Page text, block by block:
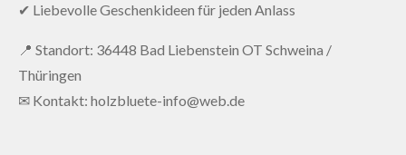
✔ Liebevolle Geschenkideen für jeden Anlass
📍 Standort: 36448 Bad Liebenstein OT Schweina /
Thüringen
✉ Kontakt: holzbluete-info@web.de